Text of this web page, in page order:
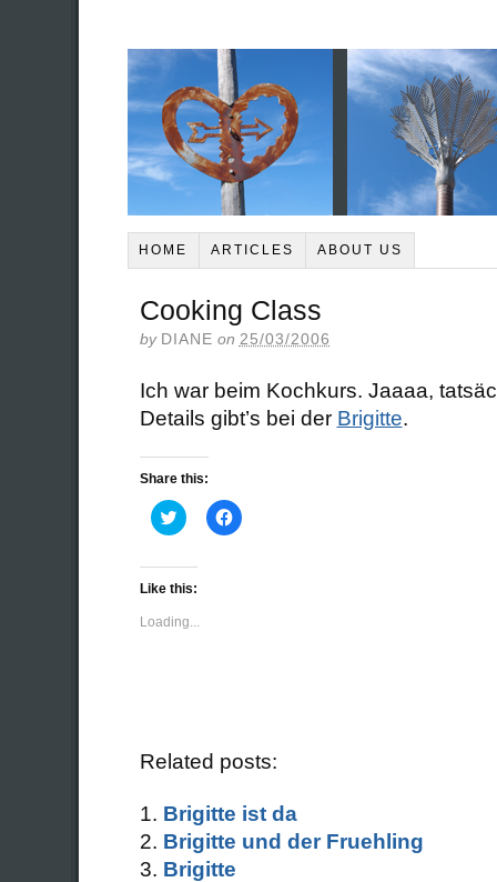
HOME ARTICLES ABOUT US
Cooking Class
by DIANE on 25/03/2006
Ich war beim Kochkurs. Jaaaa,
Details gibt’s bei der Brigitte.
Share this:
Click
to
Twitter
(Opens
new
window)
Click
to
Like this:
Loading...
Related posts:
Brigitte ist da
Brigitte und der Fruehling
Brigitte